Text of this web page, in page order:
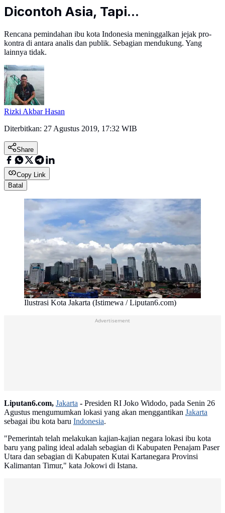
Dicontoh Asia, Tapi...
Rencana pemindahan ibu kota Indonesia meninggalkan jejak pro-
kontra di antara analis dan publik. Sebagian mendukung. Yang
lainnya tidak.
Rizki Akbar Hasan
Diterbitkan: 27 Agustus 2019, 17:32 WIB
Share
Copy Link
Batal
Ilustrasi Kota Jakarta (Istimewa / Liputan6.com)
Liputan6.com, Jakarta - Presiden RI Joko Widodo, pada Senin 26
Agustus mengumumkan lokasi yang akan menggantikan Jakarta
sebagai ibu kota baru Indonesia.
"Pemerintah telah melakukan kajian-kajian negara lokasi ibu kota
baru yang paling ideal adalah sebagian di Kabupaten Penajam Paser
Utara dan sebagian di Kabupaten Kutai Kartanegara Provinsi
Kalimantan Timur," kata Jokowi di Istana.